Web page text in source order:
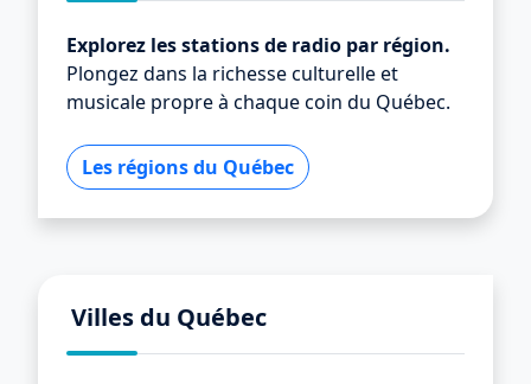
Explorez les stations de radio par région.
Plongez dans la richesse culturelle et
musicale propre à chaque coin du Québec.
Les régions du Québec
Villes du Québec